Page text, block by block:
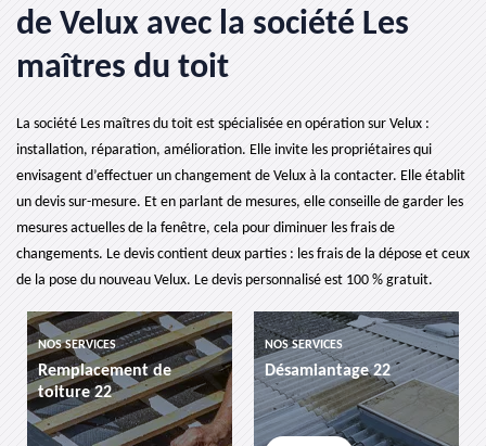
de Velux avec la société Les
maîtres du toit
La société Les maîtres du toit est spécialisée en opération sur Velux :
installation, réparation, amélioration. Elle invite les propriétaires qui
envisagent d’effectuer un changement de Velux à la contacter. Elle établit
un devis sur-mesure. Et en parlant de mesures, elle conseille de garder les
mesures actuelles de la fenêtre, cela pour diminuer les frais de
changements. Le devis contient deux parties : les frais de la dépose et ceux
de la pose du nouveau Velux. Le devis personnalisé est 100 % gratuit.
de
NOS SERVICES
Désamiantage 22
NOS SERVICES
etancheite